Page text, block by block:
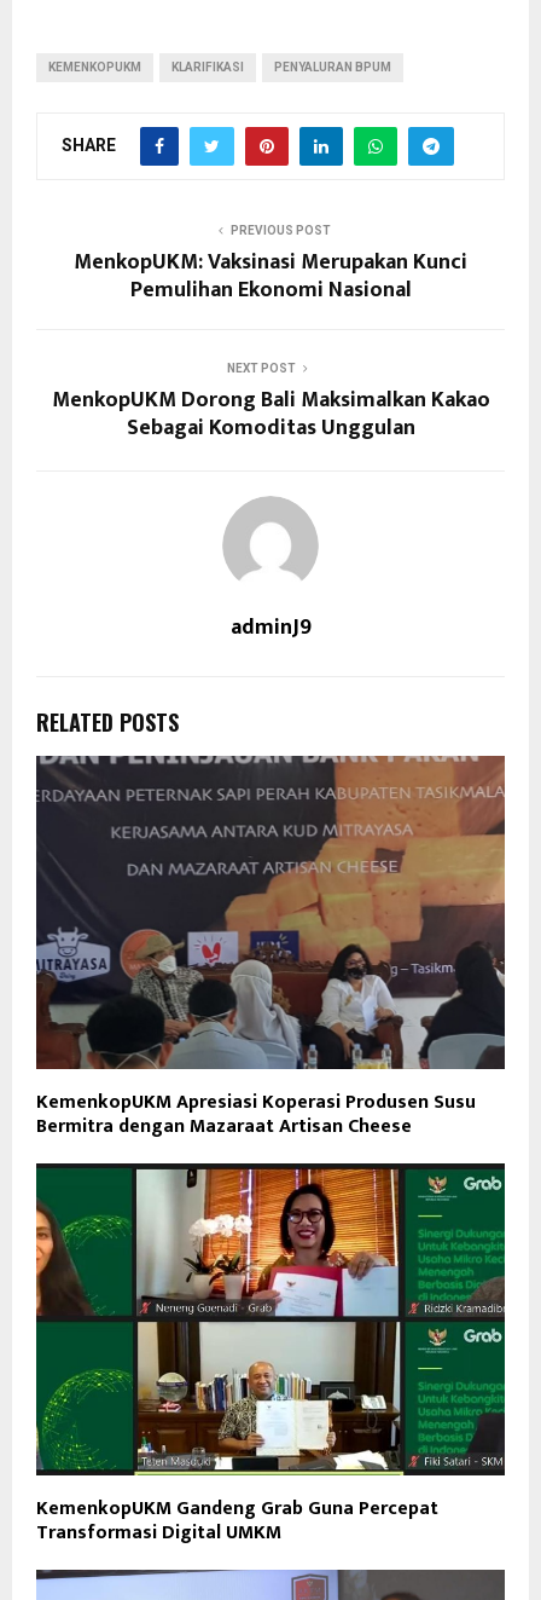
KEMENKOPUKM KLARIFIKASI PENYALURAN BPUM
SHARE
PREVIOUS POST
MenkopUKM: Vaksinasi Merupakan Kunci
Pemulihan Ekonomi Nasional
NEXT POST
MenkopUKM Dorong Bali Maksimalkan Kakao
Sebagai Komoditas Unggulan
adminJ9
RELATED POSTS
KemenkopUKM Apresiasi Koperasi Produsen Susu
Bermitra dengan Mazaraat Artisan Cheese
KemenkopUKM Gandeng Grab Guna Percepat
Transformasi Digital UMKM